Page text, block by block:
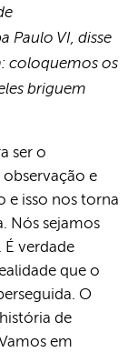
Paulo VI, disse
coloquemos os
briguem
ser o
e
e isso nos torna
Nós sejamos
verdade
que o
O
de
em